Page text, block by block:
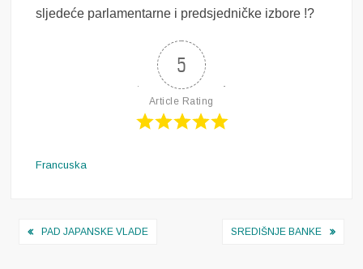
sljedeće parlamentarne i predsjedničke izbore !?
5
Article Rating
Francuska
Navigacija
PAD JAPANSKE VLADE SREDIŠNJE BANKE